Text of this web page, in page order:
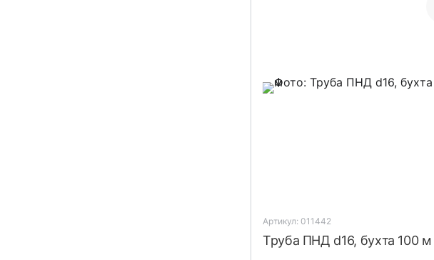
Артикул: 011442
Труба ПНД d16, бухта 100 м